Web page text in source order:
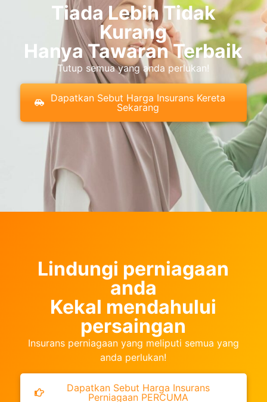
Tiada Lebih Tidak
Kurang
Hanya Tawaran Terbaik
Tutup semua yang anda perlukan!
Dapatkan Sebut Harga Insurans Kereta
Sekarang
Lindungi perniagaan
anda
Kekal mendahului
persaingan
Insurans perniagaan yang meliputi semua yang
anda perlukan!
Dapatkan Sebut Harga Insurans
Perniagaan PERCUMA